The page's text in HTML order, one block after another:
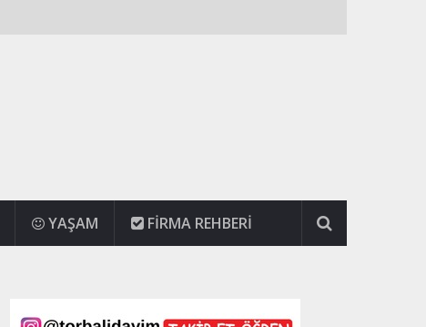
YAŞAM FIRMA REHBERI